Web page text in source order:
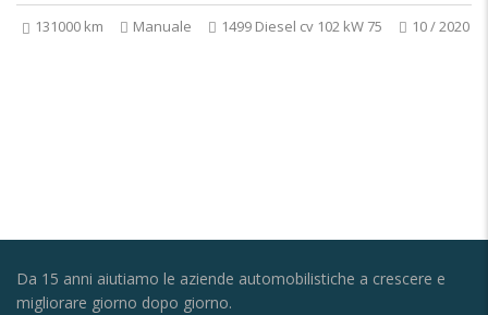
131000 km Manuale 1499 Diesel cv 102 kW 75 10 / 2020
Da 15 anni aiutiamo le aziende automobilistiche a crescere e
migliorare giorno dopo giorno.